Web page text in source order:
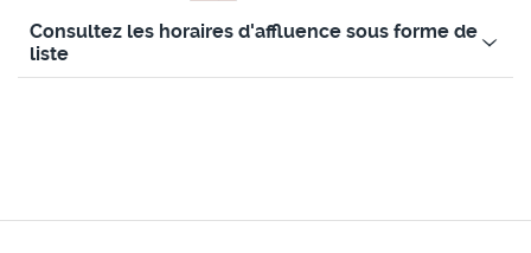
Consultez les horaires d'affluence sous forme de
liste